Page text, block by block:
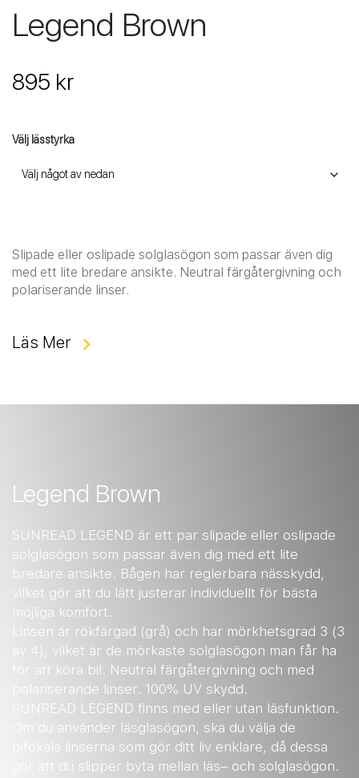
Legend Brown
895 kr
Välj lässtyrka
Slipade eller oslipade solglasögon som passar även dig
med ett lite bredare ansikte. Neutral färgåtergivning och
polariserande linser.
Läs Mer
Legend Brown
SUNREAD LEGEND är ett par slipade eller oslipade
solglasögon som passar även dig med ett lite
bredare ansikte. Bågen har reglerbara nässkydd,
vilket gör att du lätt justerar individuellt för bästa
möjliga komfort.
Linsen är rökfärgad (grå) och har mörkhetsgrad 3 (3
av 4), vilket är de mörkaste solglasögon man får ha
för att köra bil. Neutral färgåtergivning och med
polariserande linser. 100% UV skydd.
SUNREAD LEGEND finns med eller utan läsfunktion.
Om du använder läsglasögon, ska du välja de
bifokala linserna som gör ditt liv enklare, då dessa
gör att du slipper byta mellan läs– och solglasögon.